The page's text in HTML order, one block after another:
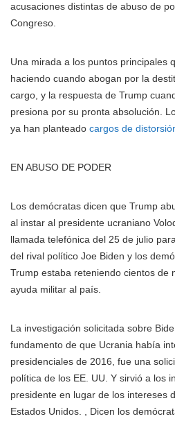
acusaciones distintas de abuso de
Congreso.
Una mirada a los puntos principales
haciendo cuando abogan por la
cargo, y la respuesta de Trump
presiona por su pronta absolución.
ya han planteado cargos de
EN ABUSO DE PODER
Los demócratas dicen que Trump
al instar al presidente ucraniano
llamada telefónica del 25 de julio
del rival político Joe Biden y los
Trump estaba reteniendo cientos de
ayuda militar al país.
La investigación solicitada sobre
fundamento de que Ucrania había
presidenciales de 2016, fue una
política de los EE. UU. Y sirvió a los
presidente en lugar de los intereses
Estados Unidos. , Dicen los